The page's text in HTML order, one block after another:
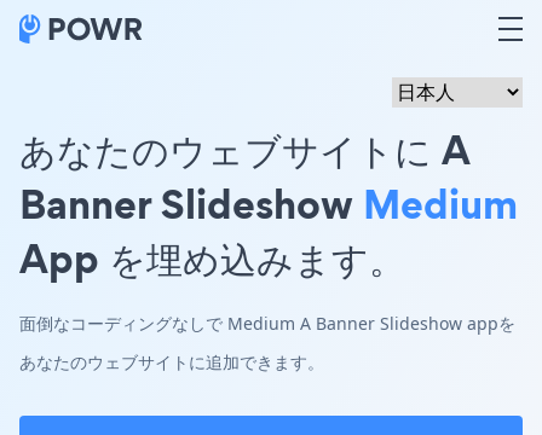
あなたのウェブサイトに A
Banner Slideshow Medium
App を埋め込みます。
面倒なコーディングなしで Medium A Banner Slideshow appを
あなたのウェブサイトに追加できます。